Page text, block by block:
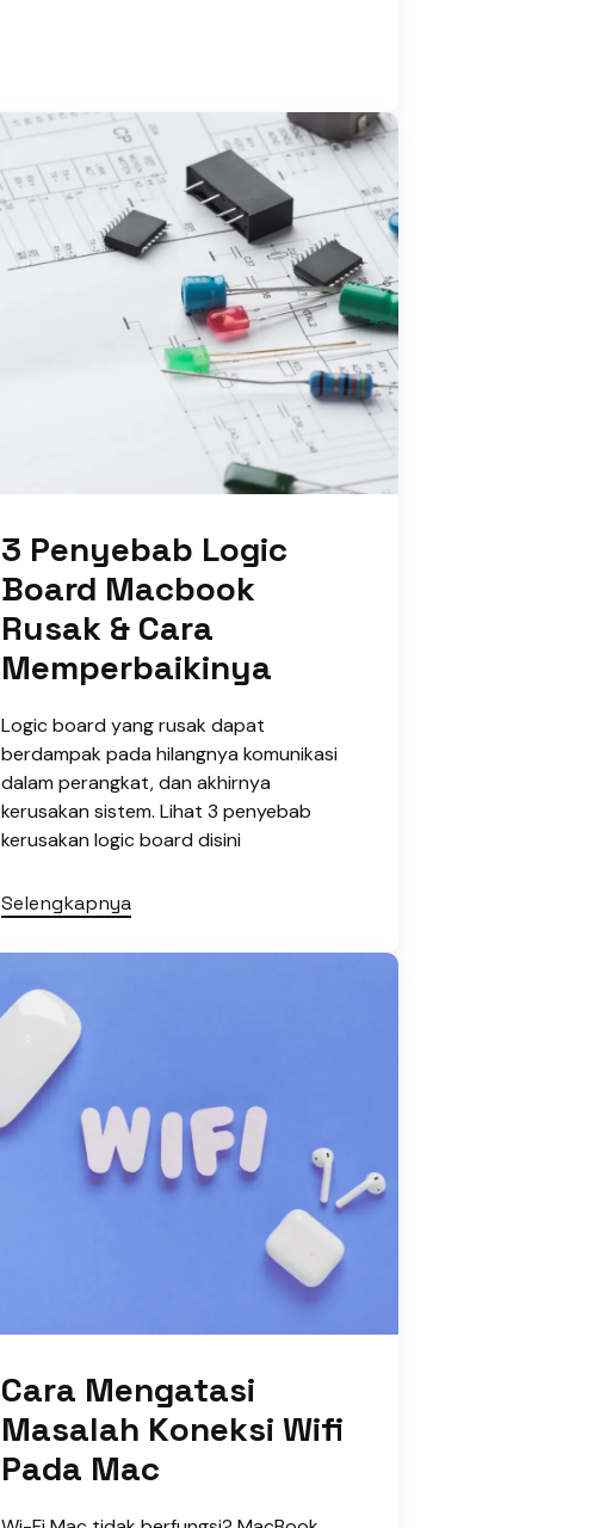
3 Penyebab Logic
Board Macbook
Rusak & Cara
Memperbaikinya
Logic board yang rusak dapat
berdampak pada hilangnya komunikasi
dalam perangkat, dan akhirnya
kerusakan sistem. Lihat 3 penyebab
kerusakan logic board disini
Selengkapnya
Cara Mengatasi
Masalah Koneksi Wifi
Pada Mac